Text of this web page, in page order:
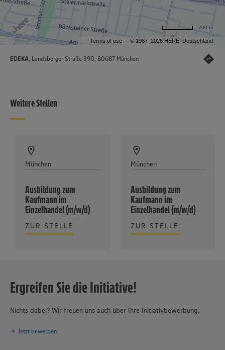
Terms of use © 1987–2026 HERE, Deutschland
200 m
EDEKA, Landsberger Straße 390, 80687 München
Weitere Stellen
München
Ausbildung zum
Kaufmann im
Einzelhandel (m/w/d)
ZUR STELLE
München
Ausbildung zum
Kaufmann im
Einzelhandel (m/w/d)
ZUR STELLE
Ergreifen Sie die Initiative!
Nichts dabei? Wir freuen uns auch über Ihre Initiativbewerbung.
Jetzt bewerben